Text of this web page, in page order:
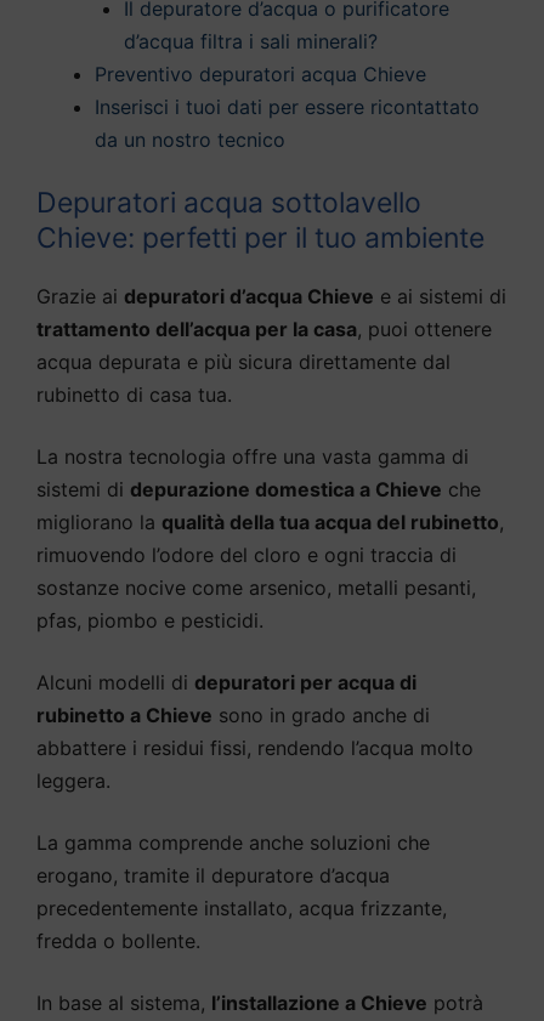
Il depuratore d’acqua o purificatore
d’acqua filtra i sali minerali?
Preventivo depuratori acqua Chieve
Inserisci i tuoi dati per essere ricontattato
da un nostro tecnico
Depuratori acqua sottolavello
Chieve: perfetti per il tuo ambiente
Grazie ai depuratori d’acqua Chieve e ai sistemi di
trattamento dell’acqua per la casa, puoi ottenere
acqua depurata e più sicura direttamente dal
rubinetto di casa tua.
La nostra tecnologia offre una vasta gamma di
sistemi di depurazione domestica a Chieve che
migliorano la qualità della tua acqua del rubinetto,
rimuovendo l’odore del cloro e ogni traccia di
sostanze nocive come arsenico, metalli pesanti,
pfas, piombo e pesticidi.
Alcuni modelli di depuratori per acqua di
rubinetto a Chieve sono in grado anche di
abbattere i residui fissi, rendendo l’acqua molto
leggera.
La gamma comprende anche soluzioni che
erogano, tramite il depuratore d’acqua
precedentemente installato, acqua frizzante,
fredda o bollente.
In base al sistema, l’installazione a Chieve potrà